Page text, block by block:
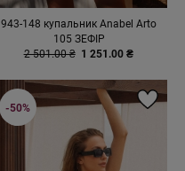
943-148 купальник Anabel Arto
105 ЗЕФІР
2 501.00 ₴ 1 251.00 ₴
-50%